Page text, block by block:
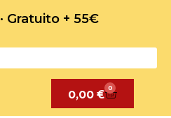
Gratuito + 55€
0,00€ 0